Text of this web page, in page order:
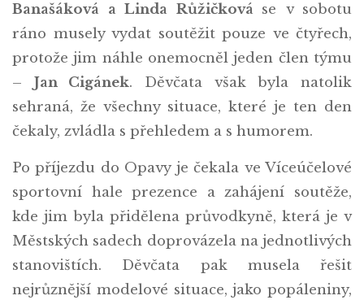
Banašáková a Linda Růžičková se v sobotu
ráno musely vydat soutěžit pouze ve čtyřech,
protože jim náhle onemocněl jeden člen týmu
– Jan Cigánek. Děvčata však byla natolik
sehraná, že všechny situace, které je ten den
čekaly, zvládla s přehledem a s humorem.
Po příjezdu do Opavy je čekala ve Víceúčelové
sportovní hale prezence a zahájení soutěže,
kde jim byla přidělena průvodkyně, která je v
Městských sadech doprovázela na jednotlivých
stanovištích. Děvčata pak musela řešit
nejrůznější modelové situace, jako popáleniny,